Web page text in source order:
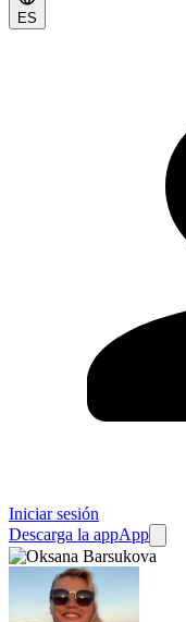
ES
Iniciar sesión
Descarga la appApp